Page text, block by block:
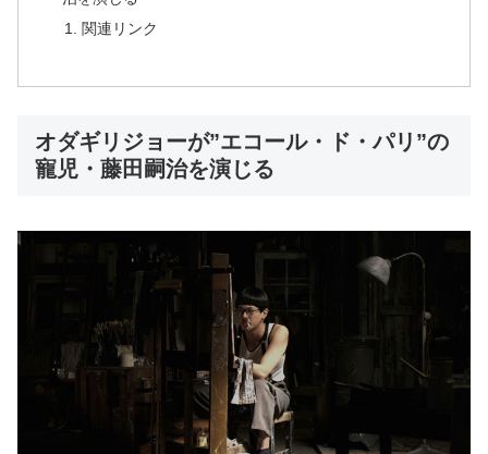
関連リンク
オダギリジョーが”エコール・ド・パリ”の
寵児・藤田嗣治を演じる